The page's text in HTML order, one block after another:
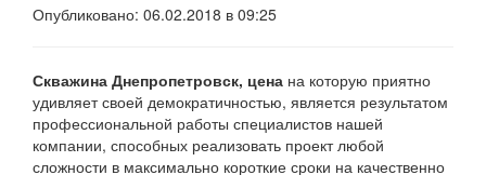
Опубликовано: 06.02.2018 в 09:25
Скважина Днепропетровск, цена на которую приятно
удивляет своей демократичностью, является результатом
профессиональной работы специалистов нашей
компании, способных реализовать проект любой
сложности в максимально короткие сроки на качественно